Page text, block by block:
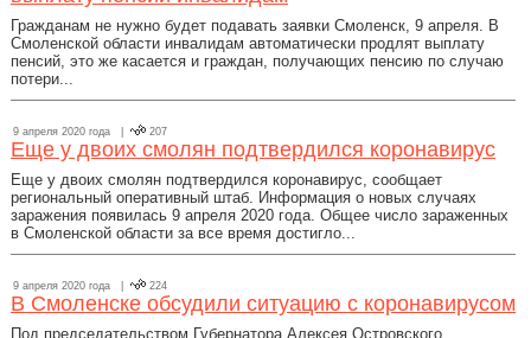
Гражданам не нужно будет подавать заявки Смоленск, 9 апреля. В
Смоленской области инвалидам автоматически продлят выплату
пенсий, это же касается и граждан, получающих пенсию по случаю
потери...
9 апреля 2020 года | 207
Еще у двоих смолян подтвердился коронавирус
Еще у двоих смолян подтвердился коронавирус, сообщает
региональный оперативный штаб. Информация о новых случаях
заражения появилась 9 апреля 2020 года. Общее число зараженных
в Смоленской области за все время достигло...
9 апреля 2020 года | 224
В Смоленске обсудили ситуацию с коронавирусом
Под председательством Губернатора Алексея Островского